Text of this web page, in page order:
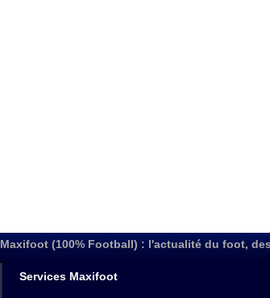
Maxifoot (100% Football) : l'actualité du foot,
Services Maxifoot